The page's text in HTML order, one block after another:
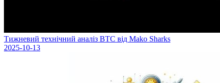
Тижневий технічний аналіз BTC від Mako Sharks
2025-10-13